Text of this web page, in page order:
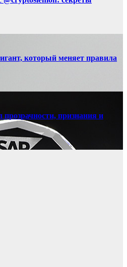
который меняет правила
прозрачности, признания и